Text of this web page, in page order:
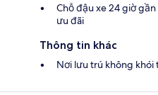
Chỗ đậu xe 24 giờ
ưu đãi
Thông tin khác
Nơi lưu trú không khói